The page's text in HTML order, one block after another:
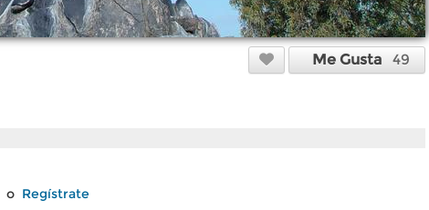
Me Gusta 49
o Regístrate